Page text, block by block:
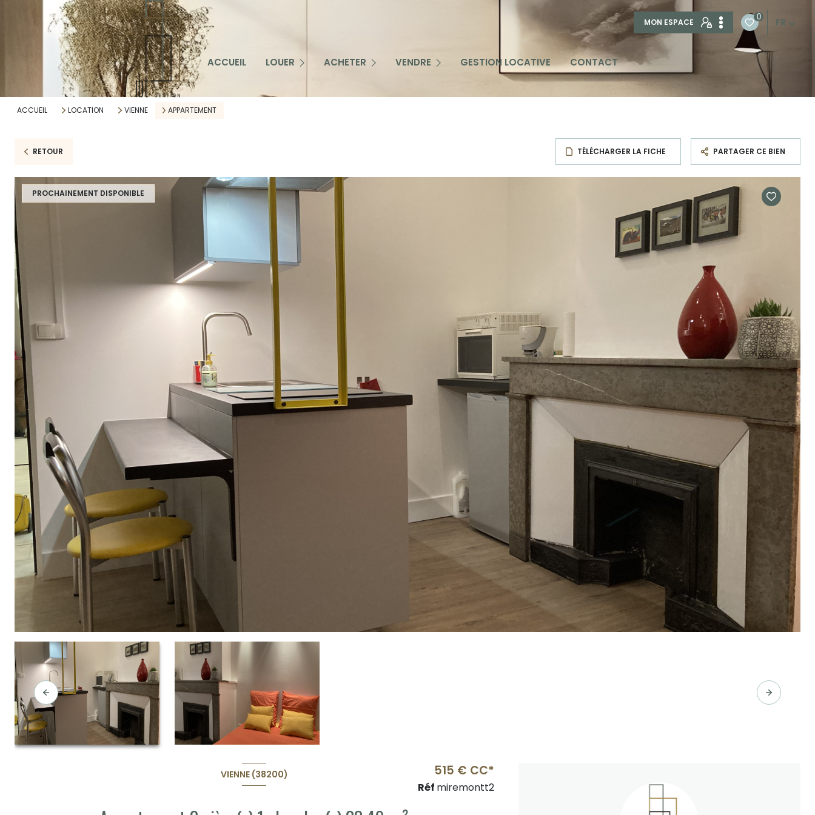
MON ESPACE
0 FR
ACCUEIL LOUER
ALERTE EMAIL
ACHETER
IMMOBILIER RÉSIDENTIELVENDRE
ÊTRE CONTACTÉ PAR UN CONSEILLER
GESTION LOCATIVE CONTACT
ACCUEIL LOCATION VIENNE APPARTEMENT
RETOUR TÉLÉCHARGER LA FICHE PARTAGER CE BIEN
PROCHAINEMENT DISPONIBLE
VIENNE (38200) 515 € CC*
Réf miremontt2